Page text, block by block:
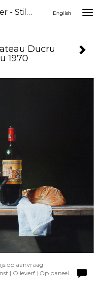
Roman En Henriëtte Reisinger - Stilleven Met Chateau Ducru Beaucaillou 1970 English
Ducru
1970
op aanvraag
| Olieverf | Op paneel